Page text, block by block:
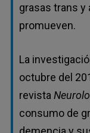
grasas trans y
promueven.
La
octubre del
revista
consumo de